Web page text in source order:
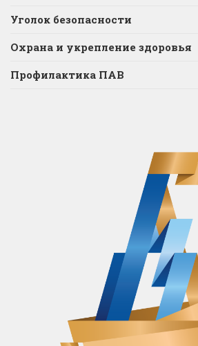
Уголок безопасности
Охрана и укрепление здоровья
Профилактика ПАВ